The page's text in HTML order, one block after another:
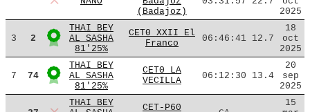
(Badajoz)
2025
3 2
THAI BEY
AL SASHA
81'25%
CET0 XXII El
Franco
06:46:41 12.7
18
oct
2025
7 74
THAI BEY
AL SASHA
81'25%
CET0 LA
VECILLA
06:12:30 13.4
20
sep
2025
THAI BEY
CET-P60
15